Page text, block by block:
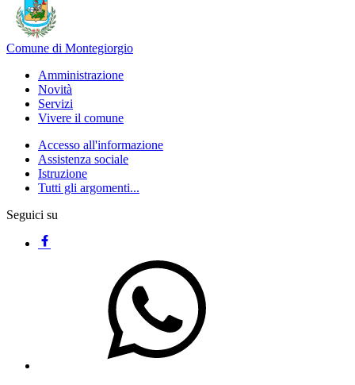
Comune di Montegiorgio
Amministrazione
Novità
Servizi
Vivere il comune
Accesso all'informazione
Assistenza sociale
Istruzione
Tutti gli argomenti...
Seguici su